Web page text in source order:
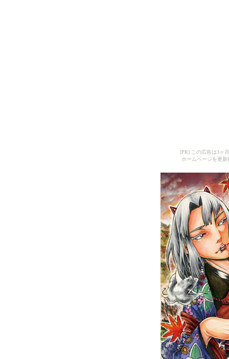
[PR] この広告は3ヶ
ホームページを更